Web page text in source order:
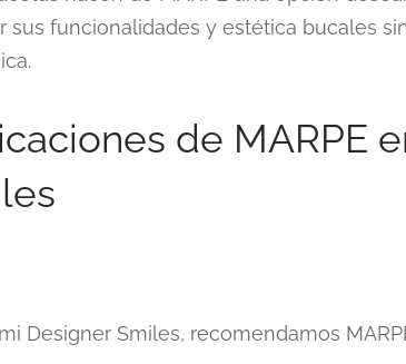
sus funcionalidades y estética bucales
de MARPE
Designer Smiles, recomendamos